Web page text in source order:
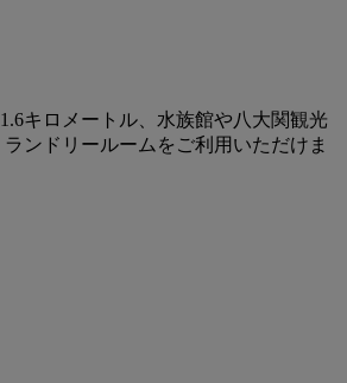
キロメートル、水族館や八大関観光
ンドリールームをご利用いただけま